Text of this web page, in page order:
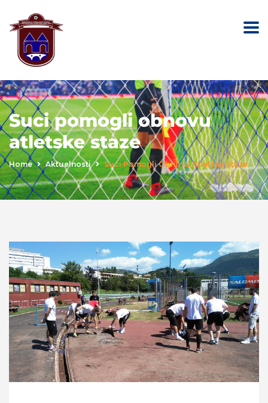
Suci pomogli obnovu
atletske staze
Home Aktuelnosti Suci Pomogli Obnovu Atletske Staze